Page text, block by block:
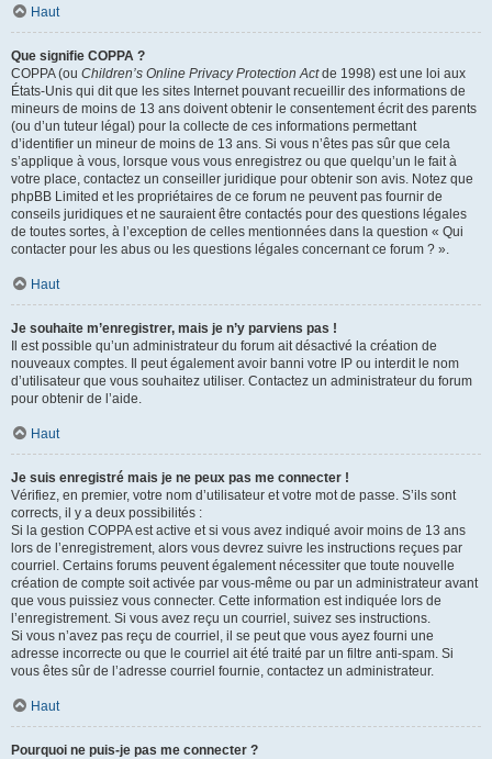
Haut
Que signifie COPPA ?
COPPA (ou Children’s Online Privacy Protection Actde 1998) est une loi aux
États-Unis qui dit que les sites Internet pouvant recueillir des informations de
mineurs de moins de 13 ans doivent obtenir le consentement écrit des parents
(ou d’un tuteur légal) pour la collecte de ces informations permettant
d’identifier un mineur de moins de 13 ans. Si vous n’êtes pas sûr que cela
s’applique à vous, lorsque vous vous enregistrez ou que quelqu’un le fait à
votre place, contactez un conseiller juridique pour obtenir son avis. Notez que
phpBB Limited et les propriétaires de ce forum ne peuvent pas fournir de
conseils juridiques et ne sauraient être contactés pour des questions légales
de toutes sortes, à l’exception de celles mentionnées dans la question « Qui
contacter pour les abus ou les questions légales concernant ce forum ? ».
Haut
Je souhaite m’enregistrer, mais je n’y parviens pas !
Il est possible qu’un administrateur du forum ait désactivé la création de
nouveaux comptes. Il peut également avoir banni votre IP ou interdit le nom
d’utilisateur que vous souhaitez utiliser. Contactez un administrateur du forum
pour obtenir de l’aide.
Haut
Je suis enregistré mais je ne peux pas me connecter !
Vérifiez, en premier, votre nom d’utilisateur et votre mot de passe. S’ils sont
corrects, il y a deux possibilités :
Si la gestion COPPA est active et si vous avez indiqué avoir moins de 13 ans
lors de l’enregistrement, alors vous devrez suivre les instructions reçues par
courriel. Certains forums peuvent également nécessiter que toute nouvelle
création de compte soit activée par vous-même ou par un administrateur avant
que vous puissiez vous connecter. Cette information est indiquée lors de
l’enregistrement. Si vous avez reçu un courriel, suivez ses instructions.
Si vous n’avez pas reçu de courriel, il se peut que vous ayez fourni une
adresse incorrecte ou que le courriel ait été traité par un filtre anti-spam. Si
vous êtes sûr de l’adresse courriel fournie, contactez un administrateur.
Haut
Pourquoi ne puis-je pas me connecter ?